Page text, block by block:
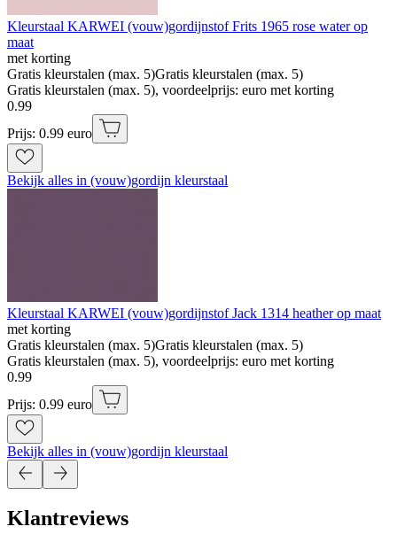
Kleurstaal KARWEI (vouw)gordijnstof Frits 1965 rose water op
maat
met korting
Gratis kleurstalen (max. 5)Gratis kleurstalen (max. 5)
Gratis kleurstalen (max. 5), voordeelprijs: euro met korting
0.99
Prijs: 0.99 euro
Bekijk alles in (vouw)gordijn kleurstaal
Kleurstaal KARWEI (vouw)gordijnstof Jack 1314 heather op maat
met korting
Gratis kleurstalen (max. 5)Gratis kleurstalen (max. 5)
Gratis kleurstalen (max. 5), voordeelprijs: euro met korting
0.99
Prijs: 0.99 euro
Bekijk alles in (vouw)gordijn kleurstaal
Klantreviews